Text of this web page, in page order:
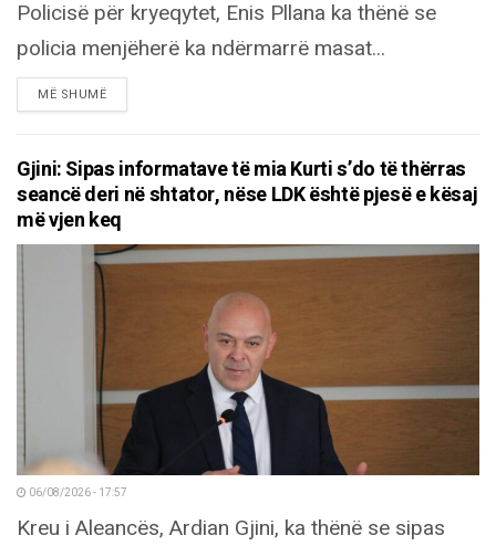
Policisë për kryeqytet, Enis Pllana ka thënë se
policia menjëherë ka ndërmarrë masat...
MË SHUMËDETAILS
Gjini: Sipas informatave të mia Kurti s’do të thërras
seancë deri në shtator, nëse LDK është pjesë e kësaj
më vjen keq
06/08/2026 - 17:57
Kreu i Aleancës, Ardian Gjini, ka thënë se sipas